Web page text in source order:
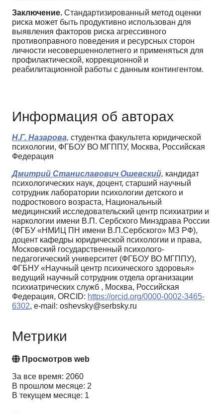
Заключение. Стандартизированный метод оценки
риска может быть продуктивно использован для
выявления факторов риска агрессивного
противоправного поведения и ресурсных сторон
личности несовершеннолетнего и применяться для
профилактической, коррекционной и
реабилитационной работы с данным контингентом.
Информация об авторах
Н.Г. Назарова, студентка факультета юридической
психологии, ФГБОУ ВО МГППУ, Москва, Российская
Федерация
Дмитрий Станиславович Ошевский, кандидат
психологических наук, доцент, старший научный
сотрудник лаборатории психологии детского и
подросткового возраста, Национальный
медицинский исследовательский центр психиатрии и
наркологии имени В.П. Сербского Минздрава России
(ФГБУ «НМИЦ ПН имени В.П.Сербского» МЗ РФ),
доцент кафедры юридической психологии и права,
Московский государственный психолого-
педагогический университет (ФГБОУ ВО МГППУ),
ФГБНУ «Научный центр психического здоровья»
ведущий научный сотрудник отдела организации
психиатрических служб , Москва, Российская
Федерация, ORCID: https://orcid.org/0000-0002-3465-
6302, e-mail: oshevsky@serbsky.ru
Метрики
Просмотров web
За все время: 2060
В прошлом месяце: 2
В текущем месяце: 1